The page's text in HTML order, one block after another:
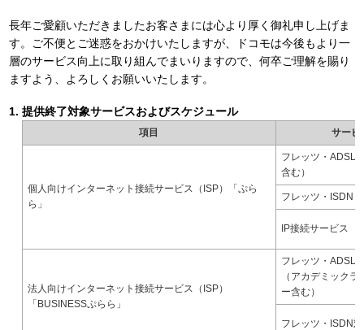
長年ご愛顧いただきましたお客さまには心より厚く御礼申し上げま
す。ご不便とご迷惑をおかけいたしますが、ドコモは今後もより一
層のサービス向上に取り組んでまいりますので、何卒ご理解を賜り
ますよう、よろしくお願いいたします。
提供終了対象サービスおよびスケジュール
項目 サービ
個人向けインターネット接続サービス（ISP）「ぷら
ら」
フレッツ・ADSL
含む）
フレッツ・ISDN
IP接続サービス
法人向けインターネット接続サービス（ISP）
「BUSINESSぷらら」
フレッツ・ADSL
（アカデミック
ー含む）
フレッツ・ISDN